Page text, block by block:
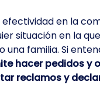
en la
situación en la
una familia. Si
hacer pedidos y
reclamos y